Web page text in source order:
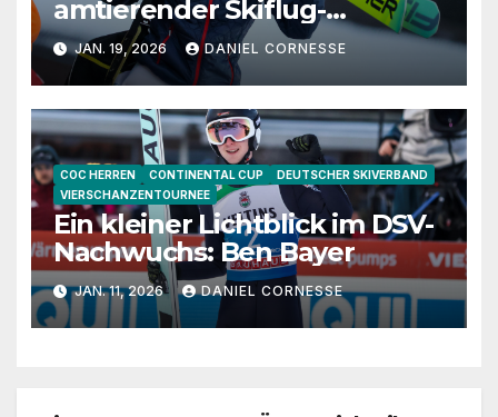
amtierender Skiflug-
Weltmeister nach Oberstdorf
zu kommen“
JAN. 19, 2026 DANIEL CORNESSE
COC HERREN CONTINENTAL CUP
DEUTSCHER SKIVERBAND
VIERSCHANZENTOURNEE
Ein kleiner Lichtblick im DSV-
Nachwuchs: Ben Bayer
JAN. 11, 2026 DANIEL CORNESSE